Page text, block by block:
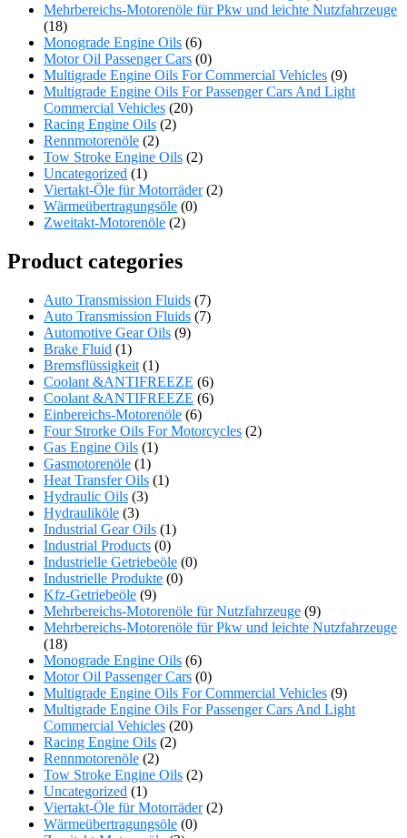
Mehrbereichs-Motorenöle für Pkw und leichte Nutzfahrzeuge
(18)
Monograde Engine Oils (6)
Motor Oil Passenger Cars (0)
Multigrade Engine Oils For Commercial Vehicles (9)
Multigrade Engine Oils For Passenger Cars And Light
Commercial Vehicles (20)
Racing Engine Oils (2)
Rennmotorenöle (2)
Tow Stroke Engine Oils (2)
Uncategorized (1)
Viertakt-Öle für Motorräder (2)
Wärmeübertragungsöle (0)
Zweitakt-Motorenöle (2)
Product categories
Auto Transmission Fluids (7)
Auto Transmission Fluids (7)
Automotive Gear Oils (9)
Brake Fluid (1)
Bremsflüssigkeit (1)
Coolant &ANTIFREEZE (6)
Coolant &ANTIFREEZE (6)
Einbereichs-Motorenöle (6)
Four Strorke Oils For Motorcycles (2)
Gas Engine Oils (1)
Gasmotorenöle (1)
Heat Transfer Oils (1)
Hydraulic Oils (3)
Hydrauliköle (3)
Industrial Gear Oils (1)
Industrial Products (0)
Industrielle Getriebeöle (0)
Industrielle Produkte (0)
Kfz-Getriebeöle (9)
Mehrbereichs-Motorenöle für Nutzfahrzeuge (9)
Mehrbereichs-Motorenöle für Pkw und leichte Nutzfahrzeuge
(18)
Monograde Engine Oils (6)
Motor Oil Passenger Cars (0)
Multigrade Engine Oils For Commercial Vehicles (9)
Multigrade Engine Oils For Passenger Cars And Light
Commercial Vehicles (20)
Racing Engine Oils (2)
Rennmotorenöle (2)
Tow Stroke Engine Oils (2)
Uncategorized (1)
Viertakt-Öle für Motorräder (2)
Wärmeübertragungsöle (0)